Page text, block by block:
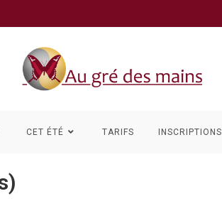
CET ÉTÉ TARIFS INSCRIPTIONS